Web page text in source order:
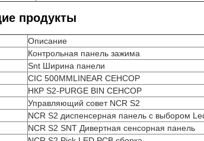
продукты
Описание
Контрольная панель зажима
Snt Ширина панели
CIC 500MMLINEAR СЕНСОР
НКР S2-PURGE BIN СЕНСОР
Управляющий совет NCR S2
NCR S2 диспенсерная панель с выбором
NCR S2 SNT Дивертная сенсорная панель